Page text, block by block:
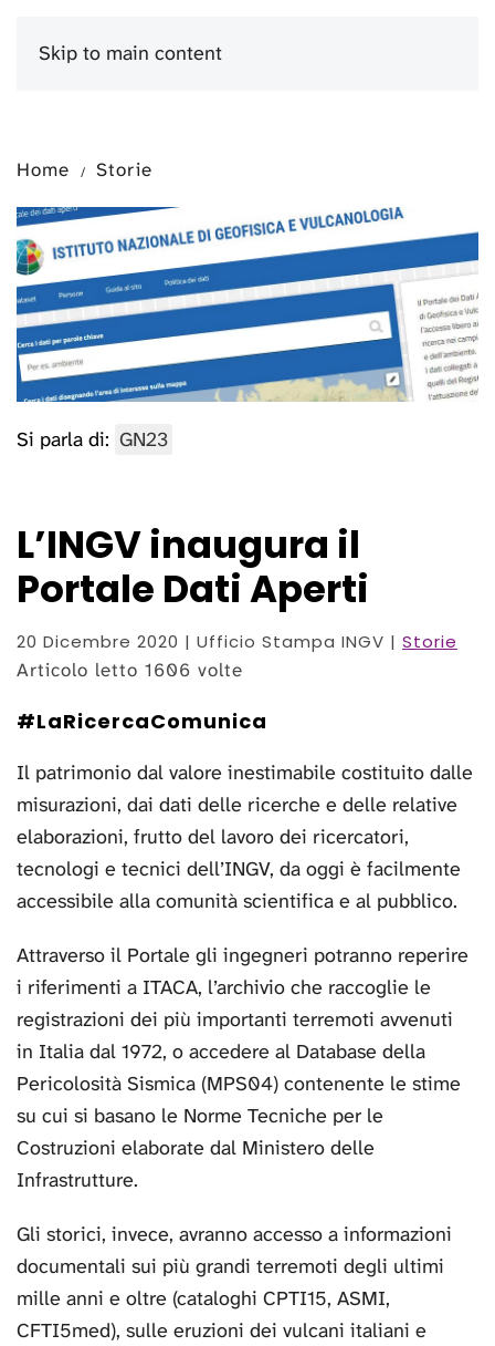
Skip to main content
Home Storie
Si parla di: GN23
L’INGV inaugura il
Portale Dati Aperti
20 Dicembre 2020 | Ufficio Stampa INGV | Storie
Articolo letto 1606 volte
#LaRicercaComunica
Il patrimonio dal valore inestimabile costituito dalle
misurazioni, dai dati delle ricerche e delle relative
elaborazioni, frutto del lavoro dei ricercatori,
tecnologi e tecnici dell’INGV, da oggi è facilmente
accessibile alla comunità scientifica e al pubblico.
Attraverso il Portale gli ingegneri potranno reperire
i riferimenti a ITACA, l’archivio che raccoglie le
registrazioni dei più importanti terremoti avvenuti
in Italia dal 1972, o accedere al Database della
Pericolosità Sismica (MPS04) contenente le stime
su cui si basano le Norme Tecniche per le
Costruzioni elaborate dal Ministero delle
Infrastrutture.
Gli storici, invece, avranno accesso a informazioni
documentali sui più grandi terremoti degli ultimi
mille anni e oltre (cataloghi CPTI15, ASMI,
CFTI5med), sulle eruzioni dei vulcani italiani e